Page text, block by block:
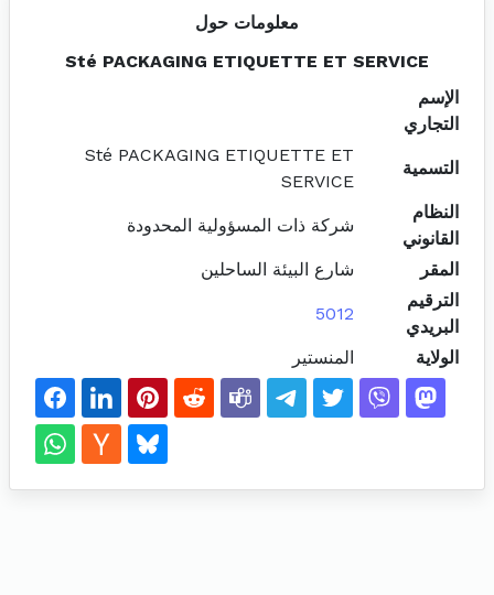
معلومات حول
Sté PACKAGING ETIQUETTE ET SERVICE
الإسم
التجاري
التسمية
Sté PACKAGING ETIQUETTE ET
SERVICE
النظام
القانوني
شركة ذات المسؤولية المحدودة
المقر
شارع البيئة الساحلين
الترقيم
البريدي
5012
الولاية المنستير